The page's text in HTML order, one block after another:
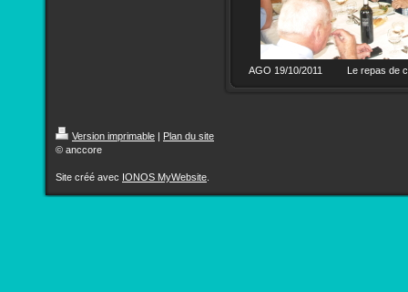
AGO 19/10/2011 Le repas de
Version imprimable
Plan du site
© anccore
Site créé avec IONOS MyWebsite